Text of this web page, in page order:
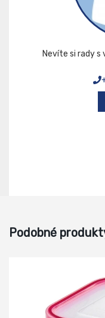
Nevíte si rady s
Podobné